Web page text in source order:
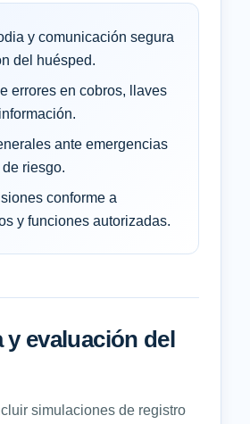
y comunicación segura
del huésped.
errores en cobros, llaves
ante emergencias
riesgo.
conforme a
y funciones autorizadas.
evaluación del
simulaciones de registro